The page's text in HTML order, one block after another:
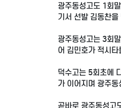
광주동성고도 1회
기서 선발 김동찬
광주동성고는 3회
어 김민호가 적시
덕수고는 5회초에
가 이어지며 광주
곧바로 광주동성고